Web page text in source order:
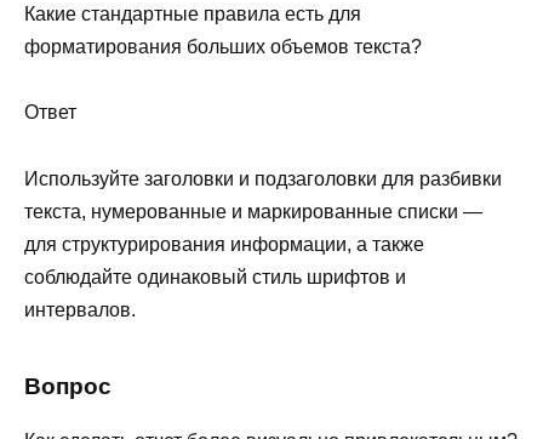
Какие стандартные правила есть для
форматирования больших объемов текста?
Ответ
Используйте заголовки и подзаголовки для разбивки
текста, нумерованные и маркированные списки —
для структурирования информации, а также
соблюдайте одинаковый стиль шрифтов и
интервалов.
Вопрос